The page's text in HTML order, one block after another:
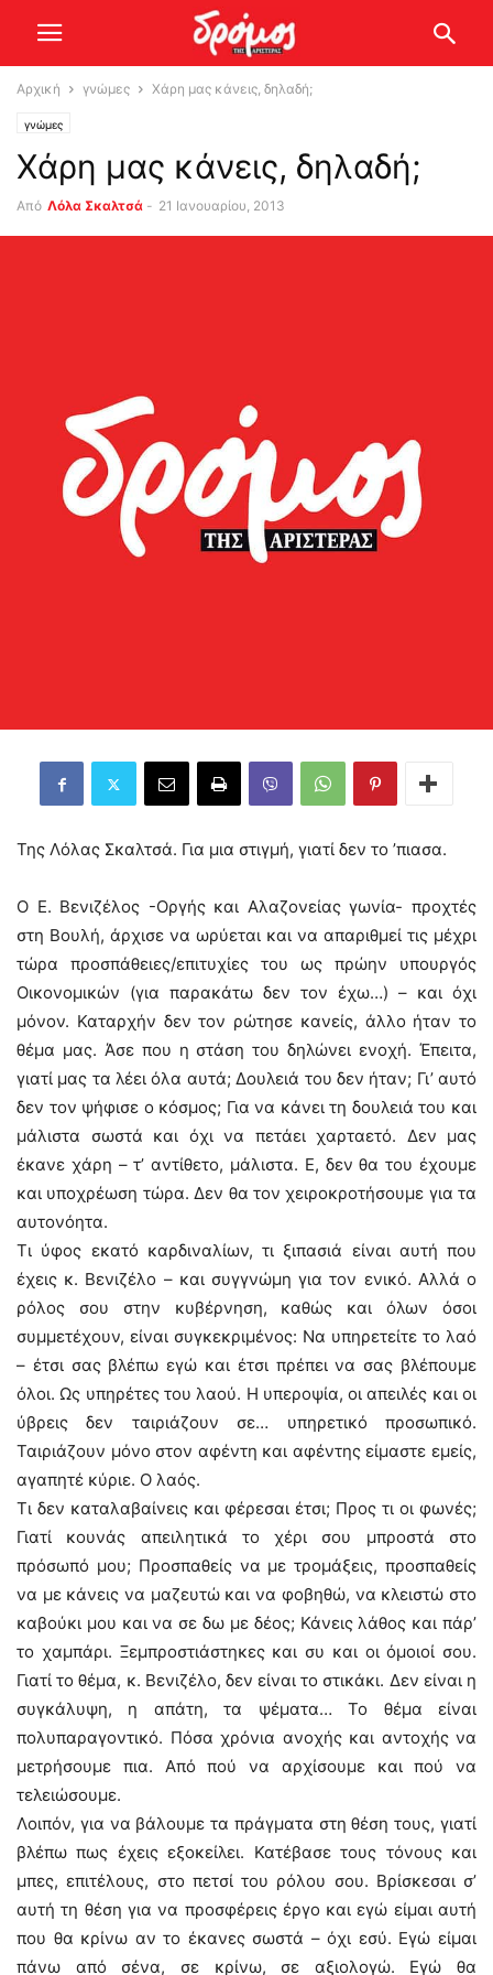
Αρχική γνώμες Xάρη μας κάνεις, δηλαδή;
γνώμες
Xάρη μας κάνεις, δηλαδή;
Από Λόλα Σκαλτσά - 21 Ιανουαρίου, 2013
Της Λόλας Σκαλτσά. Για μια στιγμή, γιατί δεν το ’πιασα.
Ο Ε. Βενιζέλος -Οργής και Αλαζονείας γωνία- προχτές
στη Βουλή, άρχισε να ωρύεται και να απαριθμεί τις μέχρι
τώρα προσπάθειες/επιτυχίες του ως πρώην υπουργός
Οικονομικών (για παρακάτω δεν τον έχω…) – και όχι
μόνον. Καταρχήν δεν τον ρώτησε κανείς, άλλο ήταν το
θέμα μας. Άσε που η στάση του δηλώνει ενοχή. Έπειτα,
γιατί μας τα λέει όλα αυτά; Δουλειά του δεν ήταν; Γι’ αυτό
δεν τον ψήφισε ο κόσμος; Για να κάνει τη δουλειά του και
μάλιστα σωστά και όχι να πετάει χαρταετό. Δεν μας
έκανε χάρη – τ’ αντίθετο, μάλιστα. Ε, δεν θα του έχουμε
και υποχρέωση τώρα. Δεν θα τον χειροκροτήσουμε για τα
αυτονόητα.
Τι ύφος εκατό καρδιναλίων, τι ξιπασιά είναι αυτή που
έχεις κ. Βενιζέλο – και συγγνώμη για τον ενικό. Αλλά ο
ρόλος σου στην κυβέρνηση, καθώς και όλων όσοι
συμμετέχουν, είναι συγκεκριμένος: Να υπηρετείτε το λαό
– έτσι σας βλέπω εγώ και έτσι πρέπει να σας βλέπουμε
όλοι. Ως υπηρέτες του λαού. Η υπεροψία, οι απειλές και οι
ύβρεις δεν ταιριάζουν σε… υπηρετικό προσωπικό.
Ταιριάζουν μόνο στον αφέντη και αφέντης είμαστε εμείς,
αγαπητέ κύριε. Ο λαός.
Τι δεν καταλαβαίνεις και φέρεσαι έτσι; Προς τι οι φωνές;
Γιατί κουνάς απειλητικά το χέρι σου μπροστά στο
πρόσωπό μου; Προσπαθείς να με τρομάξεις, προσπαθείς
να με κάνεις να μαζευτώ και να φοβηθώ, να κλειστώ στο
καβούκι μου και να σε δω με δέος; Κάνεις λάθος και πάρ’
το χαμπάρι. Ξεμπροστιάστηκες και συ και οι όμοιοί σου.
Γιατί το θέμα, κ. Βενιζέλο, δεν είναι το στικάκι. Δεν είναι η
συγκάλυψη, η απάτη, τα ψέματα… Το θέμα είναι
πολυπαραγοντικό. Πόσα χρόνια ανοχής και αντοχής να
μετρήσουμε πια. Από πού να αρχίσουμε και πού να
τελειώσουμε.
Λοιπόν, για να βάλουμε τα πράγματα στη θέση τους, γιατί
βλέπω πως έχεις εξoκείλει. Κατέβασε τους τόνους και
μπες, επιτέλους, στο πετσί του ρόλου σου. Βρίσκεσαι σ’
αυτή τη θέση για να προσφέρεις έργο και εγώ είμαι αυτή
που θα κρίνω αν το έκανες σωστά – όχι εσύ. Εγώ είμαι
πάνω από σένα, σε κρίνω, σε αξιολογώ. Εγώ θα